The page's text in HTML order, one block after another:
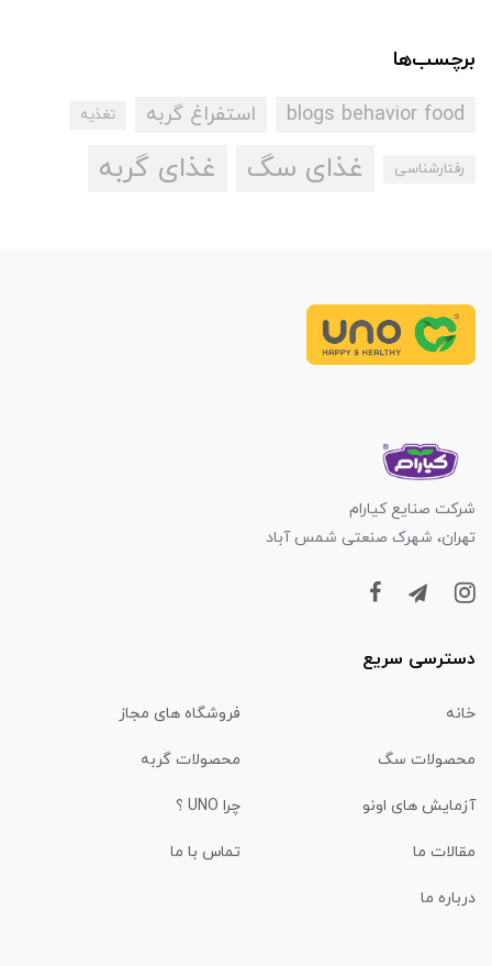
برچسب‌ها
blogs behavior food
استفراغ گربه تغذیه
رفتارشناسی غذای سگ غذای گربه
شرکت صنایع کیارام
تهران، شهرک صنعتی شمس آباد
دسترسی سریع
خانه فروشگاه های مجاز
محصولات سگ محصولات گربه
آزمایش های اونو چرا UNO ؟
مقالات ما تماس با ما
درباره ما